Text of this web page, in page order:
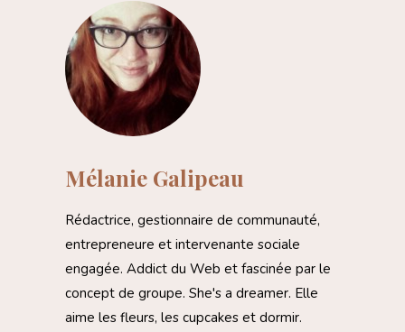
Mélanie Galipeau
Rédactrice, gestionnaire de communauté,
entrepreneure et intervenante sociale
engagée. Addict du Web et fascinée par le
concept de groupe. She's a dreamer. Elle
aime les fleurs, les cupcakes et dormir.